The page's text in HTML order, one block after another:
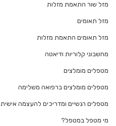
מזל שור התאמת מזלות
מזל תאומים
מזל תאומים התאמת מזלות
מחשבוני קלוריות ודיאטה
מטפלים מומלצים
מטפלים מומלצים ברפואה משלימה
מטפלים רגשיים ומדריכים להעצמה אישית
מי מטפל במטפל?